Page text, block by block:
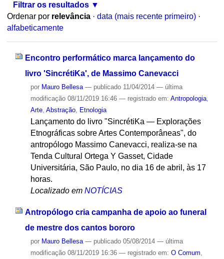
Filtrar os resultados
Ordenar por relevância · data (mais recente primeiro) ·
alfabeticamente
Encontro performático marca lançamento do
livro 'SincrétiKa', de Massimo Canevacci
por Mauro Bellesa — publicado11/04/2014 — última
modificação08/11/2019 16:46 — registrado em: Antropologia,
Arte, Abstração, Etnologia
Lançamento do livro "SincrétiKa — Explorações
Etnográficas sobre Artes Contemporâneas", do
antropólogo Massimo Canevacci, realiza-se na
Tenda Cultural Ortega Y Gasset, Cidade
Universitária, São Paulo, no dia 16 de abril, às 17
horas.
Localizado em NOTÍCIAS
Antropólogo cria campanha de apoio ao funeral
de mestre dos cantos bororo
por Mauro Bellesa — publicado05/08/2014 — última
modificação08/11/2019 16:36 — registrado em: O Comum